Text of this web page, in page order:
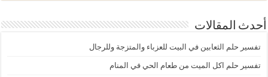
أحدث المقالات
تفسير حلم الثعابين في البيت للعزباء والمتزجة وللرجال
تفسير حلم اكل الميت من طعام الحي في المنام